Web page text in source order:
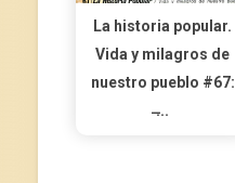
La historia popular.
Vida y milagros de
nuestro pueblo #67:
̶...